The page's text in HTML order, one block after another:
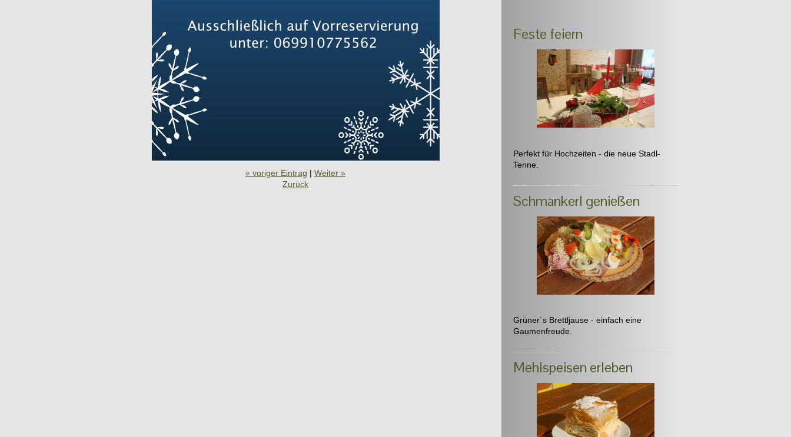
Feste feiern
Perfekt für Hochzeiten - die neue Stadl-
Tenne.
Schmankerl genießen
Grüner´s Brettljause - einfach eine
Gaumenfreude.
Mehlspeisen erleben
« voriger Eintrag
Weiter »
Zurück